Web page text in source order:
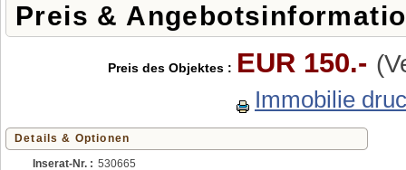
Preis &
Preis des Objektes : EUR 150.-
Immobilie
Details & Optionen
Inserat-Nr. : 530665